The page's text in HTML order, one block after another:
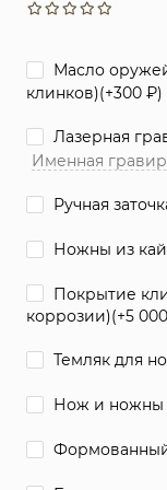
Масло
клинков)(+300₽)
Лазерная
Именная
Ручная
Ножны из
Покрытие
коррозии)(+5
Темляк для
Нож и ножны